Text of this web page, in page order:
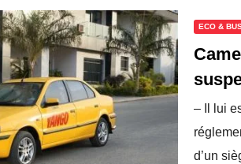
ECO &
– Il lui
d’un